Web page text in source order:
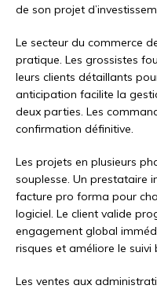
de son projet
Le secteur du commerce
pratique. Les grossistes
leurs clients détaillants
anticipation facilite la
deux parties. Les
confirmation définitive.
Les projets en plusieurs
souplesse. Un prestataire
facture pro forma pour
logiciel. Le client valide
engagement global
risques et améliore le suivi
Les ventes aux